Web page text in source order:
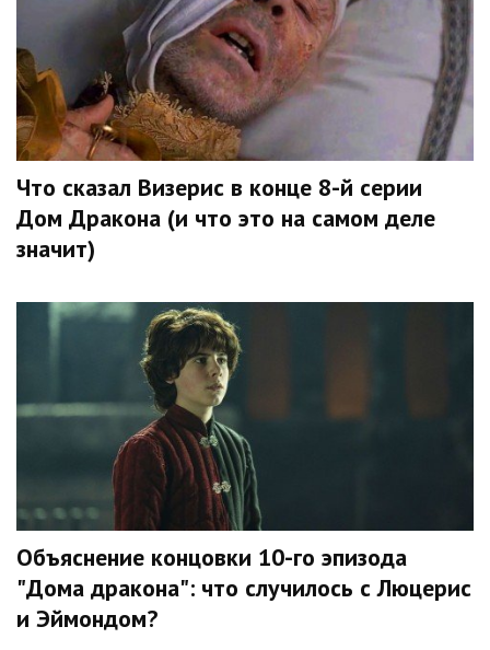
Что сказал Визерис в конце 8-й серии
Дом Дракона (и что это на самом деле
значит)
Объяснение концовки 10-го эпизода
"Дома дракона": что случилось с Люцерис
и Эймондом?